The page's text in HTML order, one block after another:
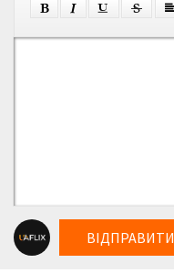
ВІДПРАВИТИ